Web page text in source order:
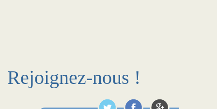
Rejoignez-nous !